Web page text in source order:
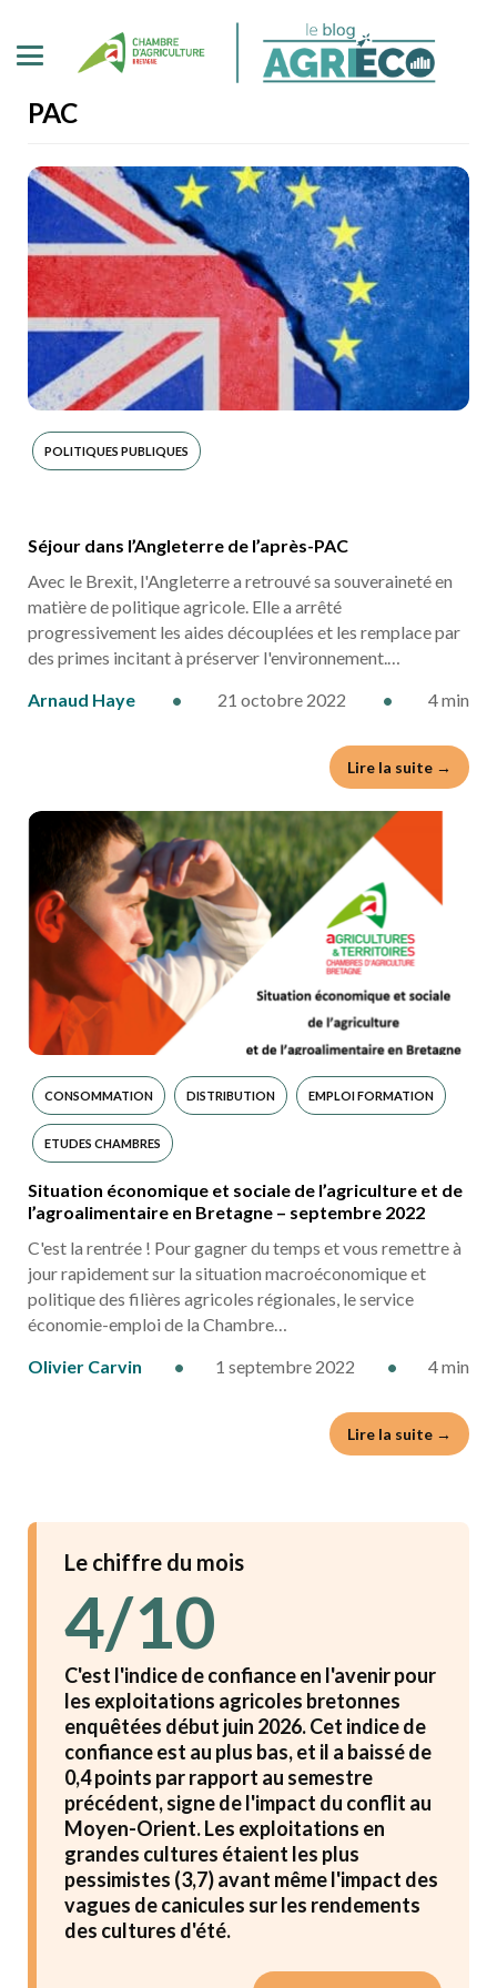
PAC
POLITIQUES PUBLIQUES
Séjour dans l’Angleterre de l’après-PAC
Avec le Brexit, l'Angleterre a retrouvé sa souveraineté en
matière de politique agricole. Elle a arrêté
progressivement les aides découplées et les remplace par
des primes incitant à préserver l'environnement.…
Arnaud Haye
• 21 octobre 2022 • 4 min
Lire la suite →
CONSOMMATION DISTRIBUTION EMPLOI FORMATION
ETUDES CHAMBRES
Situation économique et sociale de l’agriculture et de
l’agroalimentaire en Bretagne – septembre 2022
C'est la rentrée ! Pour gagner du temps et vous remettre à
jour rapidement sur la situation macroéconomique et
politique des filières agricoles régionales, le service
économie-emploi de la Chambre…
Olivier Carvin
• 1 septembre 2022 • 4 min
Lire la suite →
Le chiffre du mois
4/10
C'est l'indice de confiance en l'avenir pour
les exploitations agricoles bretonnes
enquêtées début juin 2026. Cet indice de
confiance est au plus bas, et il a baissé de
0,4 points par rapport au semestre
précédent, signe de l'impact du conflit au
Moyen-Orient. Les exploitations en
grandes cultures étaient les plus
pessimistes (3,7) avant même l'impact des
vagues de canicules sur les rendements
des cultures d'été.